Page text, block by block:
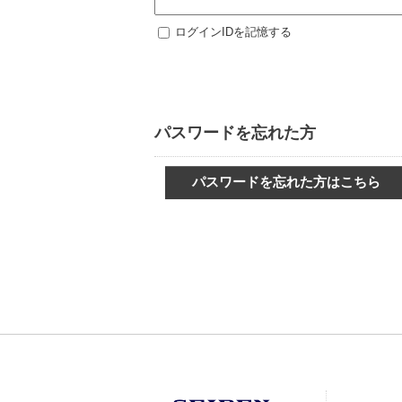
ログインIDを記憶する
パスワードを忘れた方
パスワードを忘れた方はこちら